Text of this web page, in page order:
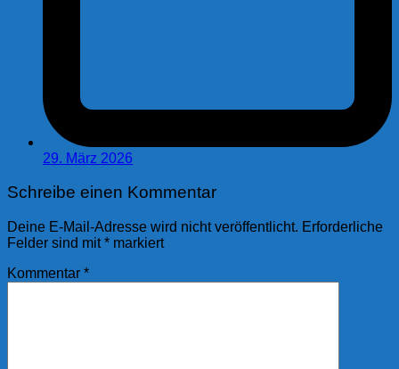
29. März 2026
Schreibe einen Kommentar
Deine E-Mail-Adresse wird nicht veröffentlicht. Erforderliche
Felder sind mit* markiert
Kommentar *